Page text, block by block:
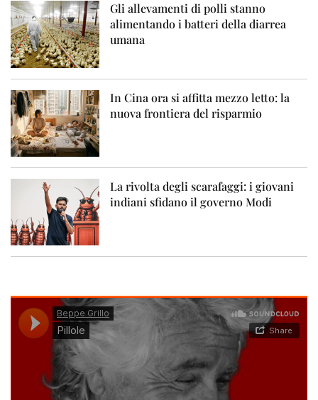
Gli allevamenti di polli stanno
alimentando i batteri della diarrea
umana
In Cina ora si affitta mezzo letto: la
nuova frontiera del risparmio
La rivolta degli scarafaggi: i giovani
indiani sfidano il governo Modi